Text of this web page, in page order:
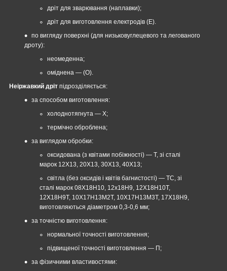
дріт для зварювання (наплавки);
дріт для виготовлення електродів (Е).
по вигляду поверхні (для низьковуглецевого та легованого
дроту):
неомеденна;
оміднена — (О).
Неіржавкий дріт підрозділяється:
за способом виготовлення:
холоднотягнута — Х;
термічно оброблена;
за виглядом обробки:
оксидована (з квітами побіжності) — Т, зі сталі
марок 12Х13, 20Х13, 30Х13, 40Х13;
світла (без оксидів і квітів багнистості) — ТС, зі
сталі марок 08Х18Н10, 12х18Н9, 12Х18Н10Т,
12Х18Н9Т, 10Х17Н13М2Т, 10Х17Н13М3Т, 17Х18Н9,
виготовляються діаметром 0,3-0,6 мм;
за точністю виготовлення:
нормальної точності виготовлення;
підвищеної точності виготовлення — П;
за фізичними властивостями: